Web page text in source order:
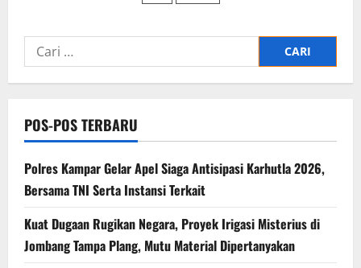
Madores,
Petani
Ketahanan
Nasional
Cari
untuk:
POS-POS TERBARU
Polres Kampar Gelar Apel Siaga Antisipasi Karhutla 2026,
Bersama TNI Serta Instansi Terkait
Kuat Dugaan Rugikan Negara, ​Proyek Irigasi Misterius di
Jombang Tampa Plang, Mutu Material Dipertanyakan